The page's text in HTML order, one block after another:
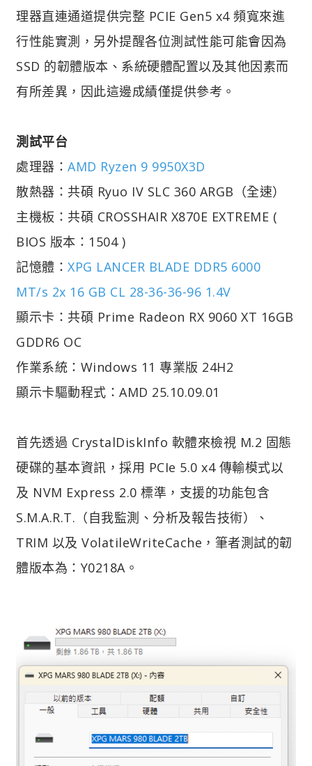
理器直連通道提供完整 PCIE Gen5 x4 頻寬來進
行性能實測，另外提醒各位測試性能可能會因為
SSD 的韌體版本、系統硬體配置以及其他因素而
有所差異，因此這邊成績僅提供參考。
測試平台
處理器： AMD Ryzen 9 9950X3D
散熱器：共碩 Ryuo IV SLC 360 ARGB（全速）
主機板：共碩 CROSSHAIR X870E EXTREME (
BIOS 版本：1504 )
記憶體： XPG LANCER BLADE DDR5 6000
MT/s 2x 16 GB CL 28-36-36-96 1.4V
顯示卡：共碩 Prime Radeon RX 9060 XT 16GB
GDDR6 OC
作業系統：Windows 11 專業版 24H2
顯示卡驅動程式：AMD 25.10.09.01
首先透過 CrystalDiskInfo 軟體來檢視 M.2 固態
硬碟的基本資訊，採用 PCIe 5.0 x4 傳輸模式以
及 NVM Express 2.0 標準，支援的功能包含
S.M.A.R.T.（自我監測、分析及報告技術）、
TRIM 以及 VolatileWriteCache，筆者測試的韌
體版本為：Y0218A。